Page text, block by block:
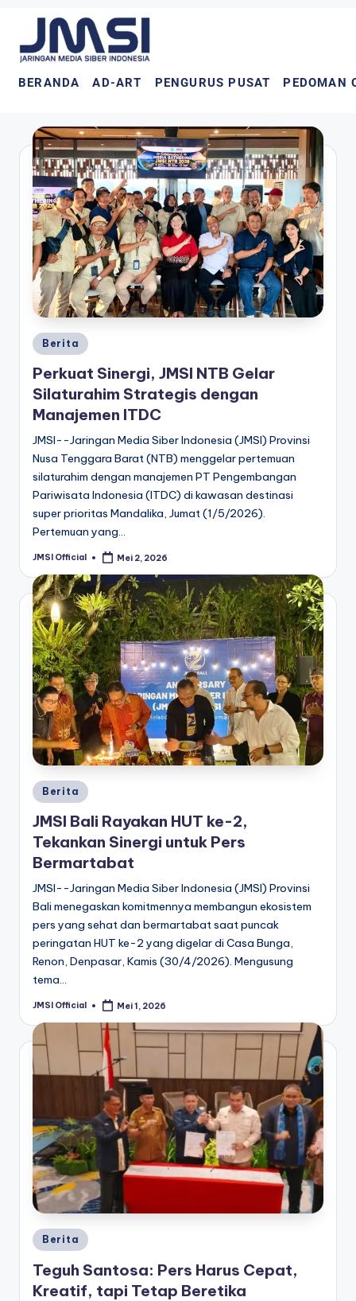
BERANDA AD-ART PENGURUS PUSAT PEDOMAN
Berita
Perkuat Sinergi, JMSI NTB Gelar
Silaturahim Strategis dengan
Manajemen ITDC
JMSI--Jaringan Media Siber Indonesia (JMSI) Provinsi
Nusa Tenggara Barat (NTB) menggelar pertemuan
silaturahim dengan manajemen PT Pengembangan
Pariwisata Indonesia (ITDC) di kawasan destinasi
super prioritas Mandalika, Jumat (1/5/2026).
Pertemuan yang…
JMSI Official Mei 2, 2026
Berita
JMSI Bali Rayakan HUT ke-2,
Tekankan Sinergi untuk Pers
Bermartabat
JMSI--Jaringan Media Siber Indonesia (JMSI) Provinsi
Bali menegaskan komitmennya membangun ekosistem
pers yang sehat dan bermartabat saat puncak
peringatan HUT ke-2 yang digelar di Casa Bunga,
Renon, Denpasar, Kamis (30/4/2026). Mengusung
tema…
JMSI Official Mei 1, 2026
Berita
Teguh Santosa: Pers Harus Cepat,
Kreatif, tapi Tetap Beretika